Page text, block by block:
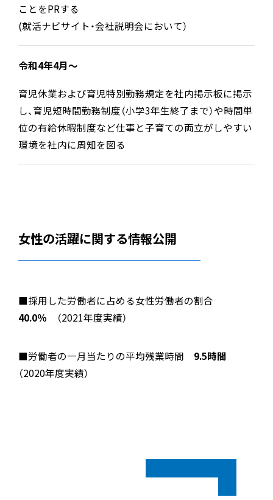
ことをPRする
(就活ナビサイト・会社説明会において）
令和4年4月～
育児休業および育児特別勤務規定を社内掲示板に掲示
し、育児短時間勤務制度（小学3年生終了まで）や時間単
位の有給休暇制度など仕事と子育ての両立がしやすい
環境を社内に周知を図る
女性の活躍に関する情報公開
■採用した労働者に占める女性労働者の割合
40.0％ （2021年度実績）
■労働者の一月当たりの平均残業時間 9.5時間
（2020年度実績）